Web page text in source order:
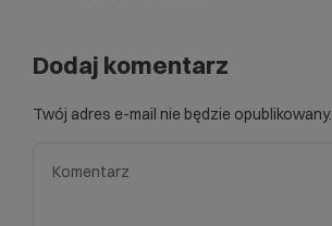
Dodaj komentarz
Twój adres e-mail nie będzie opublikowany.